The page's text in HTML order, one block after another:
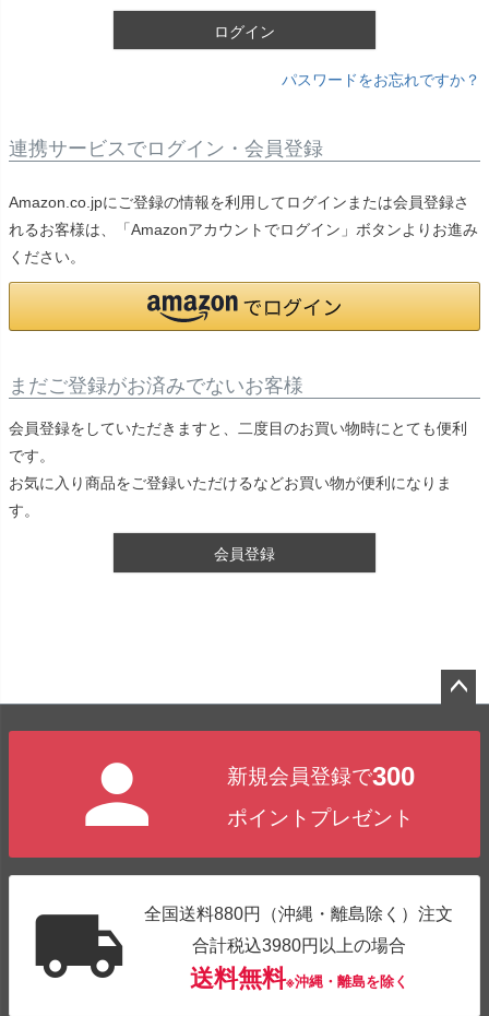
ログイン
パスワードをお忘れですか？
連携サービスでログイン・会員登録
Amazon.co.jpにご登録の情報を利用してログインまたは会員登録さ
れるお客様は、「Amazonアカウントでログイン」ボタンよりお進み
ください。
まだご登録がお済みでないお客様
会員登録をしていただきますと、二度目のお買い物時にとても便利
です。
お気に入り商品をご登録いただけるなどお買い物が便利になりま
す。
会員登録
新規会員登録で300
ポイントプレゼント
全国送料880円（沖縄・離島除く）注文
合計税込3980円以上の場合
送料無料※沖縄・離島を除く